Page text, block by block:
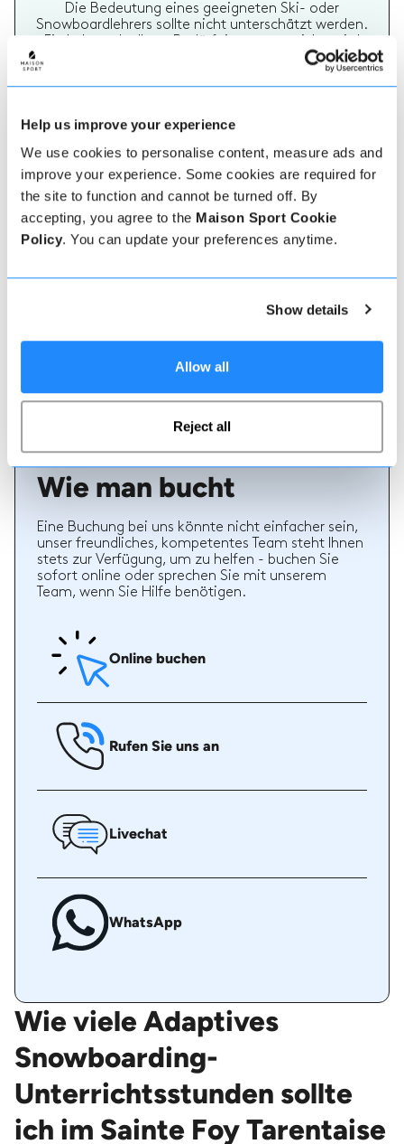
Help us improve your experience
We use cookies to personalise content, measure ads and
improve your experience. Some cookies are required for
the site to function and cannot be turned off. By
accepting, you agree to the Maison Sport Cookie
Policy. You can update your preferences anytime.
Show details
Allow all
Reject all
Die Bedeutung eines geeigneten Ski- oder
Snowboardlehrers sollte nicht unterschätzt werden.
Ihren Urlaub wirklich unvergesslich machen. Auf
Maison Sport ist es einfach, mehr über jeden Lehrer
zu erfahren, ihre Bewertungen zu überprüfen und
Echte Lehrer Bewertungen
Sport werden bewertet. Verifizierte Bewertungen
können sehen, ob ein Lehrer regelmäßig einen
Ski- oder Snowboardstunden er früher gegeben hat.
Wie man bucht
Eine Buchung bei uns könnte nicht einfacher sein,
unser freundliches, kompetentes Team steht Ihnen
stets zur Verfügung, um zu helfen - buchen Sie
sofort online oder sprechen Sie mit unserem
Team, wenn Sie Hilfe benötigen.
Online buchen
Rufen Sie uns an
Livechat
WhatsApp
Wie viele Adaptives
Snowboarding-
Unterrichtsstunden sollte
ich im Sainte Foy Tarentaise